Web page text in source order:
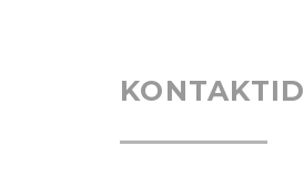
KONTAKTID